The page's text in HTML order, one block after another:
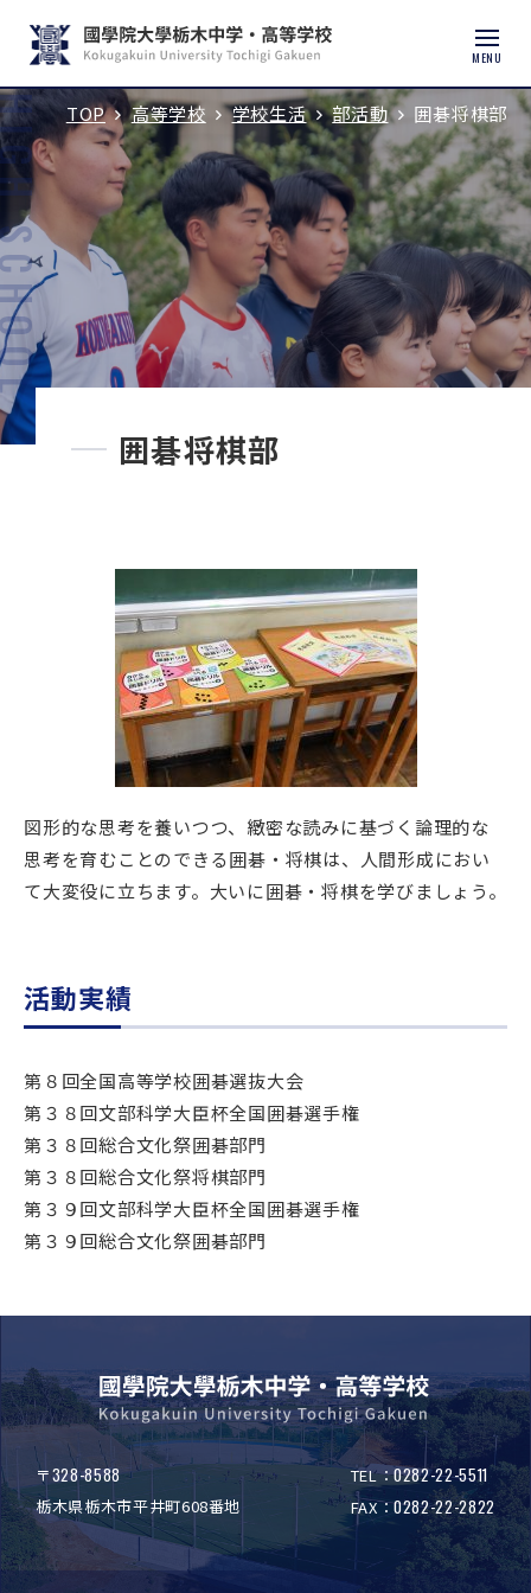
MENU
入試説明会・学校見学
学校紹介
中学校
高等学校
高校入試
お問い合わせ・資料請求
父母会
ご利用ガイド
囲碁将棋部
TOP 高等学校 学校生活 部活動 囲碁将棋部
図形的な思考を養いつつ、緻密な読みに基づく論理的な
思考を育むことのできる囲碁・将棋は、人間形成におい
て大変役に立ちます。大いに囲碁・将棋を学びましょう。
活動実績
第８回全国高等学校囲碁選抜大会
第３８回文部科学大臣杯全国囲碁選手権
第３８回総合文化祭囲碁部門
第３８回総合文化祭将棋部門
第３９回文部科学大臣杯全国囲碁選手権
第３９回総合文化祭囲碁部門
〒328-8588
栃木県栃木市平井町608番地
TEL：0282-22-5511
FAX：0282-22-2822